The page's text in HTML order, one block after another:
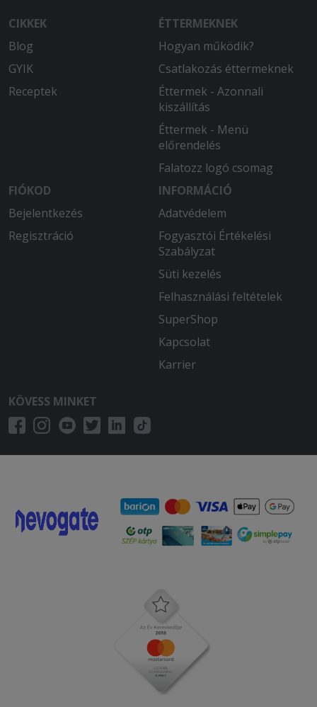
CIKKEK
Blog
GYIK
Receptek
ÉTTERMEKNEK
Hogyan működik?
Csatlakozás éttermeknek
Éttermek - Azonnali
kiszállítás
Éttermek - Menü
előrendelés
Falatozz logó csomag
FIÓKOD
Bejelentkezés
Regisztráció
INFORMÁCIÓ
Adatvédelem
Fogyasztói Értékelési
Szabályzat
Süti kezelés
Felhasználási feltételek
SuperShop
Kapcsolat
Karrier
KÖVESS MINKET